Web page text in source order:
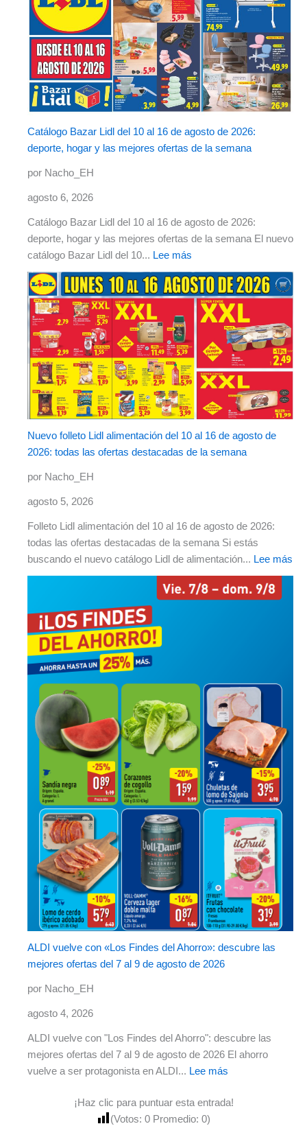
Catálogo Bazar Lidl del 10 al 16 de agosto de 2026:
deporte, hogar y las mejores ofertas de la semana
por Nacho_EH
agosto 6, 2026
Catálogo Bazar Lidl del 10 al 16 de agosto de 2026:
deporte, hogar y las mejores ofertas de la semana El nuevo
catálogo Bazar Lidl del 10... Lee más
Nuevo folleto Lidl alimentación del 10 al 16 de agosto de
2026: todas las ofertas destacadas de la semana
por Nacho_EH
agosto 5, 2026
Folleto Lidl alimentación del 10 al 16 de agosto de 2026:
todas las ofertas destacadas de la semana Si estás
buscando el nuevo catálogo Lidl de alimentación... Lee más
ALDI vuelve con «Los Findes del Ahorro»: descubre las
mejores ofertas del 7 al 9 de agosto de 2026
por Nacho_EH
agosto 4, 2026
ALDI vuelve con "Los Findes del Ahorro": descubre las
mejores ofertas del 7 al 9 de agosto de 2026 El ahorro
vuelve a ser protagonista en ALDI... Lee más
¡Haz clic para puntuar esta entrada!
(Votos: 0 Promedio: 0)